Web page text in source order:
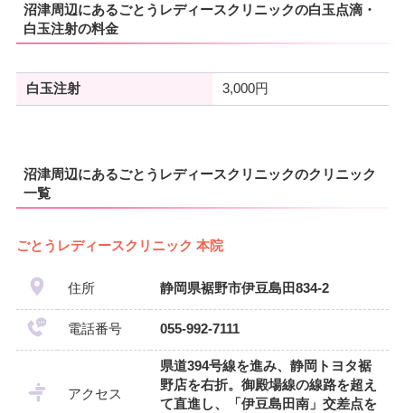
沼津周辺にあるごとうレディースクリニックの白玉点滴・
白玉注射の料金
白玉注射 3,000円
沼津周辺にあるごとうレディースクリニックのクリニック
一覧
ごとうレディースクリニック 本院
住所 静岡県裾野市伊豆島田834-2
電話番号 055-992-7111
アクセス
県道394号線を進み、静岡トヨタ裾
野店を右折。御殿場線の線路を超え
て直進し、「伊豆島田南」交差点を